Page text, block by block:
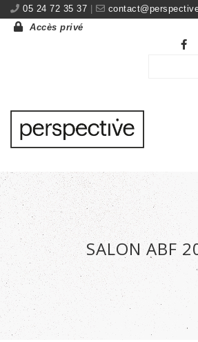
05 24 72 35 37
Accès privé
SALON ABF